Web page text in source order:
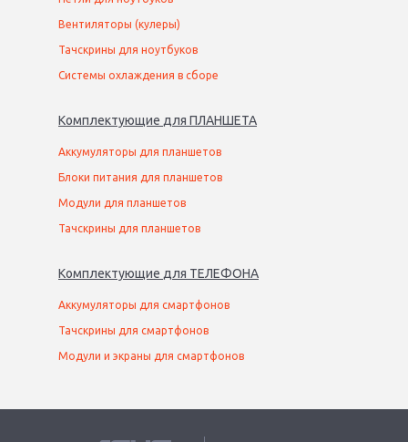
Вентиляторы (кулеры)
Тачскрины для ноутбуков
Системы охлаждения в сборе
Комплектующие для ПЛАНШЕТА
Аккумуляторы для планшетов
Блоки питания для планшетов
Модули для планшетов
Тачскрины для планшетов
Комплектующие для ТЕЛЕФОНА
Аккумуляторы для смартфонов
Тачскрины для смартфонов
Модули и экраны для смартфонов